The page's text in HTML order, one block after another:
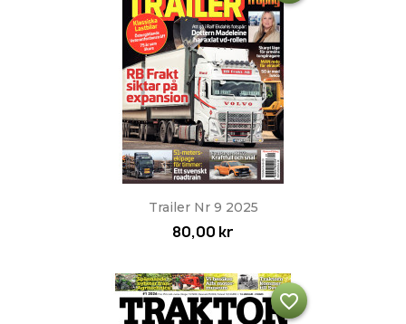
Trailer Nr 9 2025
80,00 kr
favorite_border